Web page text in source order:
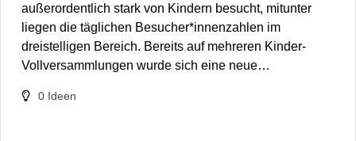
außerordentlich stark von Kindern besucht, mitunter
liegen die täglichen Besucher*innenzahlen im
dreistelligen Bereich. Bereits auf mehreren Kinder-
Vollversammlungen wurde sich eine neue…
0 Ideen